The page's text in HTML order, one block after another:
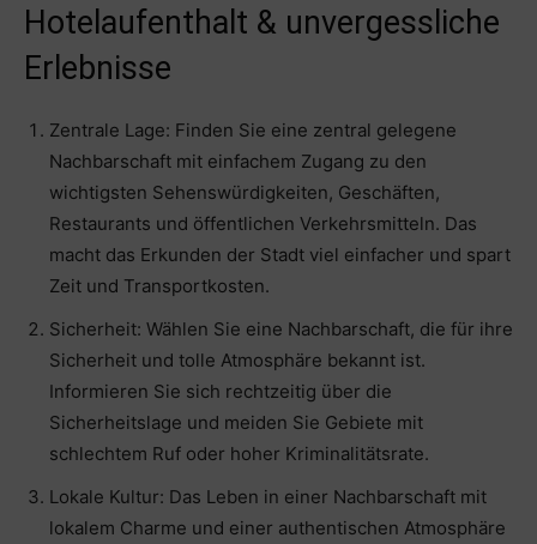
Hotelaufenthalt & unvergessliche
Erlebnisse
Zentrale Lage: Finden Sie eine zentral gelegene
Nachbarschaft mit einfachem Zugang zu den
wichtigsten Sehenswürdigkeiten, Geschäften,
Restaurants und öffentlichen Verkehrsmitteln. Das
macht das Erkunden der Stadt viel einfacher und spart
Zeit und Transportkosten.
Sicherheit: Wählen Sie eine Nachbarschaft, die für ihre
Sicherheit und tolle Atmosphäre bekannt ist.
Informieren Sie sich rechtzeitig über die
Sicherheitslage und meiden Sie Gebiete mit
schlechtem Ruf oder hoher Kriminalitätsrate.
Lokale Kultur: Das Leben in einer Nachbarschaft mit
lokalem Charme und einer authentischen Atmosphäre